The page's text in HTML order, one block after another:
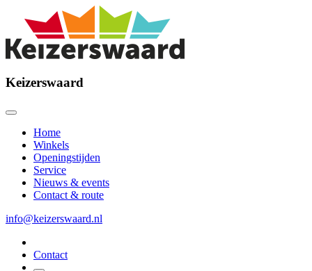
Keizerswaard
Home
Winkels
Openingstijden
Service
Nieuws & events
Contact & route
info@keizerswaard.nl
Contact